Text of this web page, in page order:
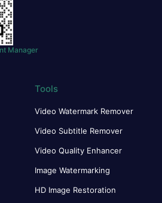
Manager
Tools
Video Watermark Remover
Video Subtitle Remover
Video Quality Enhancer
Image Watermarking
HD Image Restoration